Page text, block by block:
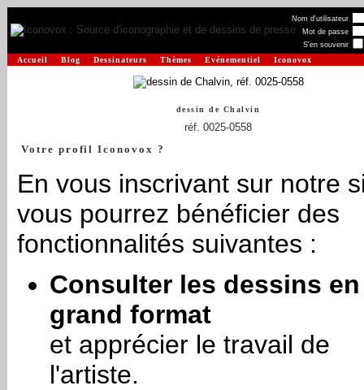
Nom d'utilisateur
Mot de passe
S'en souvenir
Accueil Blog Dessinateurs Thèmes Evénementiel Iconovox
dessin de Chalvin
réf. 0025-0558
Votre profil Iconovox ?
En vous inscrivant sur notre
vous pourrez bénéficier des
fonctionnalités suivantes :
Consulter les dessins en
grand format
et apprécier le travail de
l'artiste.